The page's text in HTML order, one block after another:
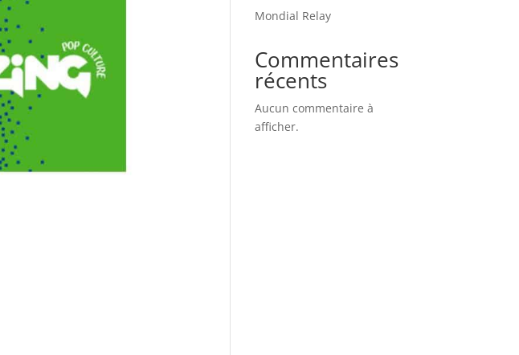
Mondial Relay
Commentaires
récents
Aucun commentaire à
afficher.